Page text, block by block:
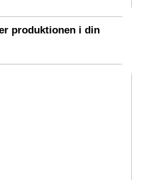
produktionen i din